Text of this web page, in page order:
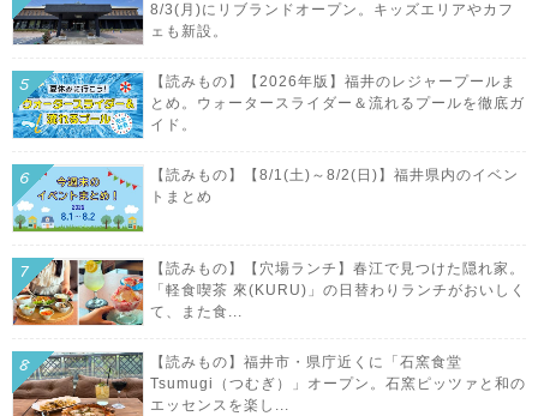
8/3(月)にリブランドオープン。キッズエリアやカフ
ェも新設。
【読みもの】【2026年版】福井のレジャープールま
とめ。ウォータースライダー＆流れるプールを徹底ガ
イド。
【読みもの】【8/1(土)～8/2(日)】福井県内のイベン
トまとめ
【読みもの】【穴場ランチ】春江で見つけた隠れ家。
「軽食喫茶 來(KURU)」の日替わりランチがおいしく
て、また食...
【読みもの】福井市・県庁近くに「石窯食堂
Tsumugi（つむぎ）」オープン。石窯ピッツァと和の
エッセンスを楽し...